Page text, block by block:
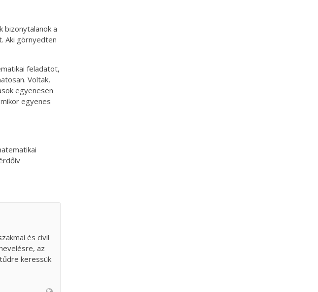
bizonytalanok a
Aki görnyedten
feladatot,
Voltak,
egyenesen
egyenes
és civil
az
keressük